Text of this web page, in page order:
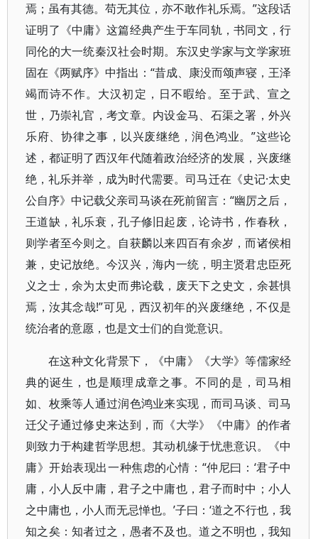
焉；虽有其德。苟无其位，亦不敢作礼乐焉。”这段话
证明了《中庸》这篇经典产生于车同轨，书同文，行
同伦的大一统秦汉社会时期。东汉史学家与文学家班
固在《两赋序》中指出：“昔成、康没而颂声寝，王泽
竭而诗不作。大汉初定，日不暇给。至于武、宣之
世，乃崇礼官，考文章。内设金马、石渠之署，外兴
乐府、协律之事，以兴废继绝，润色鸿业。”这些论
述，都证明了西汉年代随着政治经济的发展，兴废继
绝，礼乐并举，成为时代需要。司马迁在《史记·太史
公自序》中记载父亲司马谈在死前留言：“幽厉之后，
王道缺，礼乐衰，孔子修旧起废，论诗书，作春秋，
则学者至今则之。自获麟以来四百有余岁，而诸侯相
兼，史记放绝。今汉兴，海内一统，明主贤君忠臣死
义之士，余为太史而弗论载，废天下之史文，余甚惧
焉，汝其念哉!”可见，西汉初年的兴废继绝，不仅是
统治者的意愿，也是文士们的自觉意识。
在这种文化背景下，《中庸》《大学》等儒家经
典的诞生，也是顺理成章之事。不同的是，司马相
如、枚乘等人通过润色鸿业来实现，而司马谈、司马
迁父子通过修史来达到，而《大学》《中庸》的作者
则致力于构建哲学思想。其动机缘于忧患意识。《中
庸》开始表现出一种焦虑的心情：“仲尼曰：‘君子中
庸，小人反中庸，君子之中庸也，君子而时中；小人
之中庸也，小人而无忌惮也。’子曰：‘道之不行也，我
知之矣：知者过之，愚者不及也。道之不明也，我知